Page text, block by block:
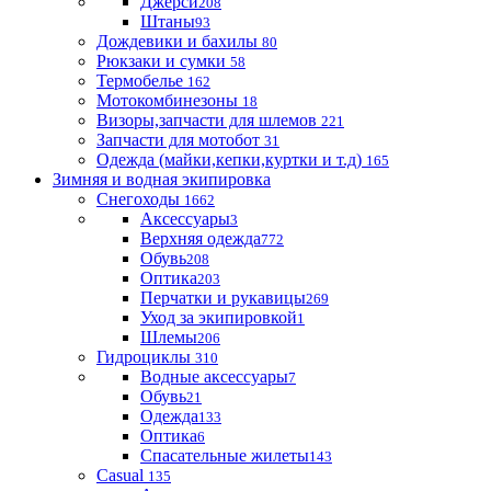
Штаны93
Дождевики и бахилы 80
Рюкзаки и сумки 58
Термобелье 162
Мотокомбинезоны 18
Визоры,запчасти для шлемов 221
Запчасти для мотобот 31
Одежда (майки,кепки,куртки и т.д) 165
Зимняя и водная экипировка
Снегоходы 1662
Аксессуары3
Верхняя одежда772
Обувь208
Оптика203
Перчатки и рукавицы269
Уход за экипировкой1
Шлемы206
Гидроциклы 310
Водные аксессуары7
Обувь21
Одежда133
Оптика6
Спасательные жилеты143
Casual 135